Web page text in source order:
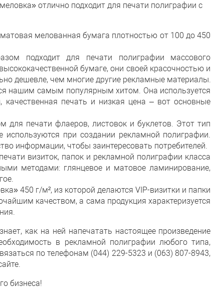
отлично подходит для печати полиграфии с
мелованная бумага плотностью от 100 до 450
подходит для печати полиграфии массового
бумаге, они своей красочностью и
дешевле, чем многие другие рекламные материалы.
нашим самым популярным хитом. Она используется
печать и низкая цена – вот основные
печати флаеров, листовок и буклетов. Этот тип
при создании рекламной полиграфии.
информации, чтобы заинтересовать потребителей.
визиток, папок и рекламной полиграфии класса
методами: глянцевое и матовое ламинирование,
450 г/м², из которой делаются VIP-визитки и папки
качеством, а сама продукция характеризуется
как на ней напечатать настоящее произведение
в рекламной полиграфии любого типа,
по телефонам (044) 229-5323 и (063) 807-8943,
бизнеса!